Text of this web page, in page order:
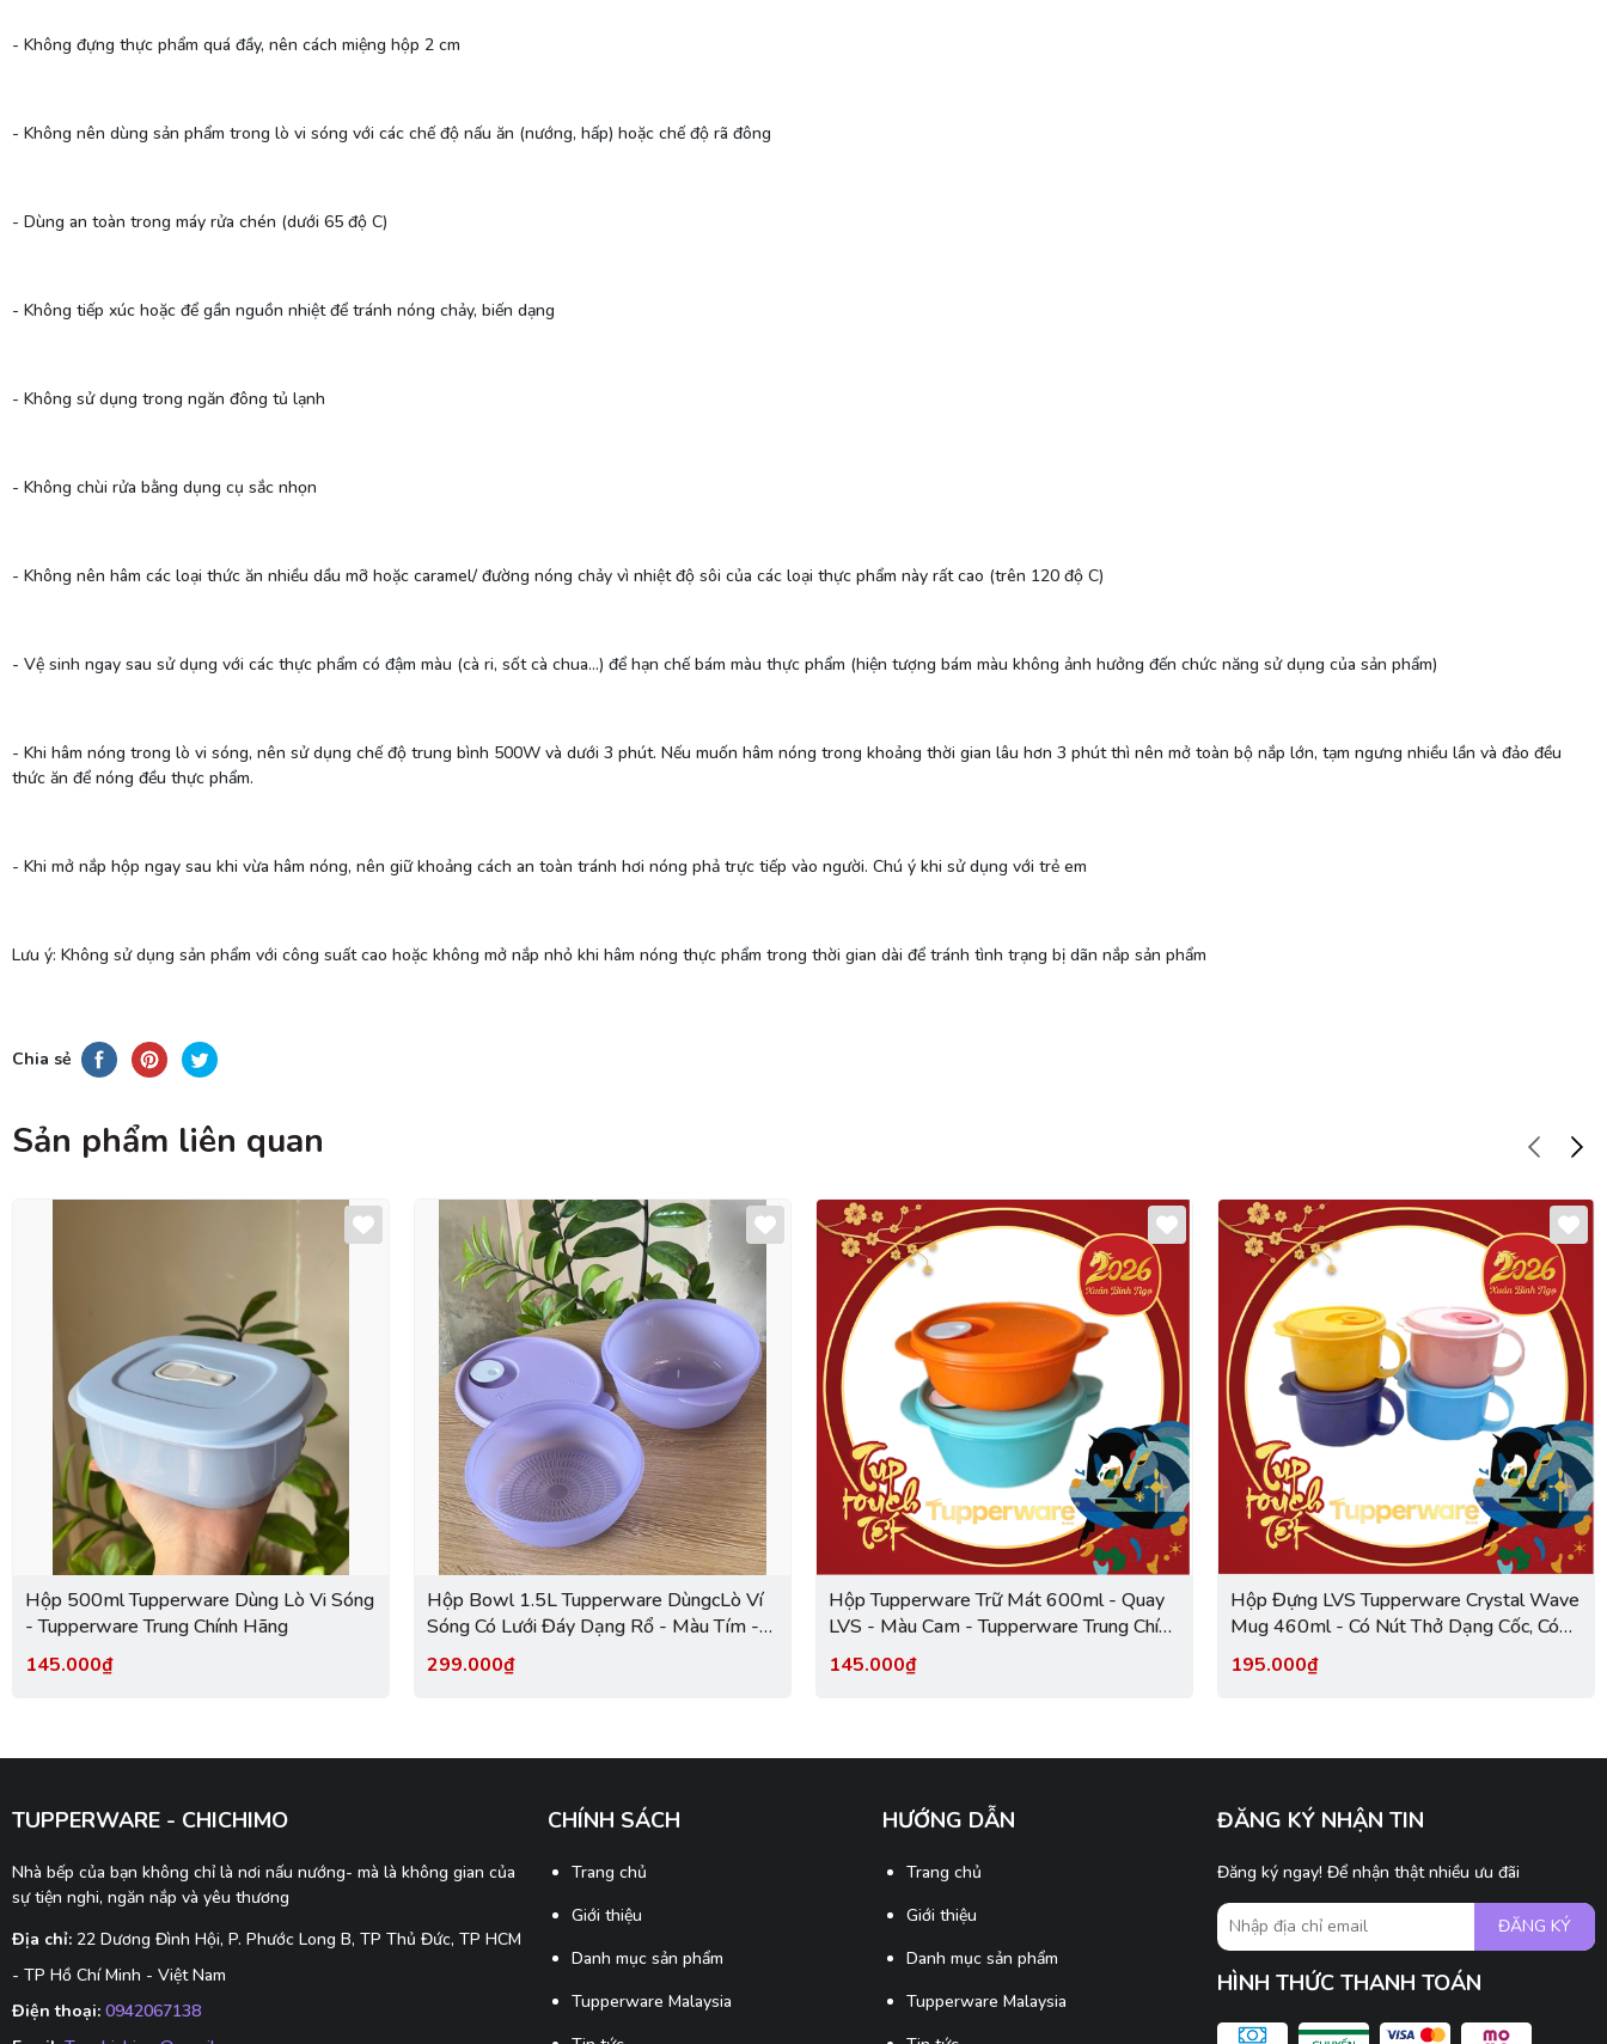
- Không đựng thực phẩm quá đầy, nên cách miệng hộp 2 cm
- Không nên dùng sản phẩm trong lò vi sóng với các chế độ nấu ăn (nướng, hấp) hoặc chế độ rã đông
- Dùng an toàn trong máy rửa chén (dưới 65 độ C)
- Không tiếp xúc hoặc để gần nguồn nhiệt để tránh nóng chảy, biến dạng
- Không sử dụng trong ngăn đông tủ lạnh
- Không chùi rửa bằng dụng cụ sắc nhọn
- Không nên hâm các loại thức ăn nhiều dầu mỡ hoặc caramel/ đường nóng chảy vì nhiệt độ sôi của các loại thực phẩm này rất cao (trên 120 độ C)
- Vệ sinh ngay sau sử dụng với các thực phẩm có đậm màu (cà ri, sốt cà chua...) để hạn chế bám màu thực phẩm (hiện tượng bám màu không ảnh hưởng đến chức năng sử dụng của sản phẩm)
- Khi hâm nóng trong lò vi sóng, nên sử dụng chế độ trung bình 500W và dưới 3 phút. Nếu muốn hâm nóng trong khoảng thời gian lâu hơn 3 phút thì nên mở toàn bộ nắp lớn, tạm ngưng nhiều lần và đảo đều
thức ăn để nóng đều thực phẩm.
- Khi mở nắp hộp ngay sau khi vừa hâm nóng, nên giữ khoảng cách an toàn tránh hơi nóng phả trực tiếp vào người. Chú ý khi sử dụng với trẻ em
Lưu ý: Không sử dụng sản phẩm với công suất cao hoặc không mở nắp nhỏ khi hâm nóng thực phẩm trong thời gian dài để tránh tình trạng bị dãn nắp sản phẩm
Chia sẻ
Sản phẩm liên quan
Hộp 500ml Tupperware Dùng Lò Vi Sóng
- Tupperware Trung Chính Hãng
145.000₫
Hộp Bowl 1.5L Tupperware DùngcLò Ví
Sóng Có Lưới Đáy Dạng Rổ - Màu Tím -
Tupperware Trung Chính Hãng
299.000₫
Hộp Tupperware Trữ Mát 600ml - Quay
LVS - Màu Cam - Tupperware Trung Chính
Hãng
145.000₫
Hộp Đựng LVS Tupperware Crystal Wave
Mug 460ml - Có Nút Thở Dạng Cốc, Có
Quai - Tupperware Trung Chính Hãng
195.000₫
TUPPERWARE - CHICHIMO
Nhà bếp của bạn không chỉ là nơi nấu nướng- mà là không gian của
sự tiện nghi, ngăn nắp và yêu thương
Địa chỉ: 22 Dương Đình Hội, P. Phước Long B, TP Thủ Đức, TP HCM
- TP Hồ Chí Minh - Việt Nam
Điện thoại: 0942067138
CHÍNH SÁCH
Trang chủ
Giới thiệu
Danh mục sản phẩm
Tupperware Malaysia
HƯỚNG DẪN
Trang chủ
Giới thiệu
Danh mục sản phẩm
Tupperware Malaysia
ĐĂNG KÝ NHẬN TIN
Đăng ký ngay! Để nhận thật nhiều ưu đãi
ĐĂNG KÝ
HÌNH THỨC THANH TOÁN